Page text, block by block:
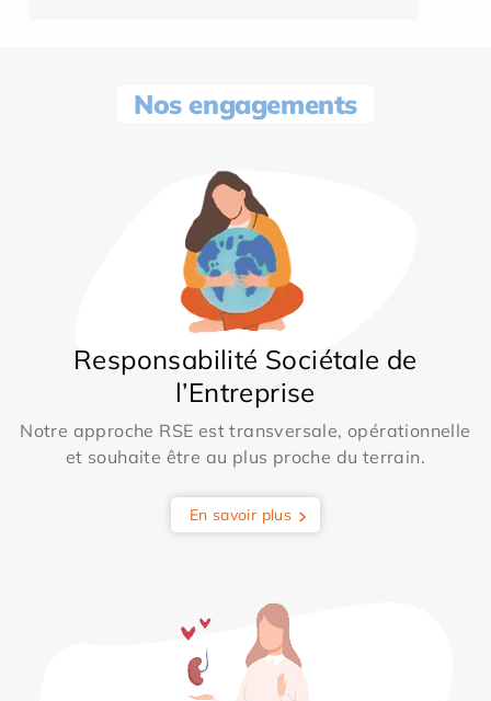
Nos engagements
Responsabilité Sociétale de
l’Entreprise
Notre approche RSE est transversale, opérationnelle
et souhaite être au plus proche du terrain.
En savoir plus